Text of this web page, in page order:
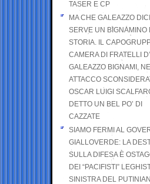
TASER E CP
MA CHE GALEAZZO
SERVE UN BIGNAMINO
STORIA. IL
CAMERA DI FRATELLI
GALEAZZO BIGNAMI,
ATTACCO
OSCAR LUIGI
DETTO UN BEL PO’ DI
CAZZATE
SIAMO FERMI AL
GIALLOVERDE: LA
SULLA DIFESA È
DEI “PACIFISTI”
SINISTRA DEL